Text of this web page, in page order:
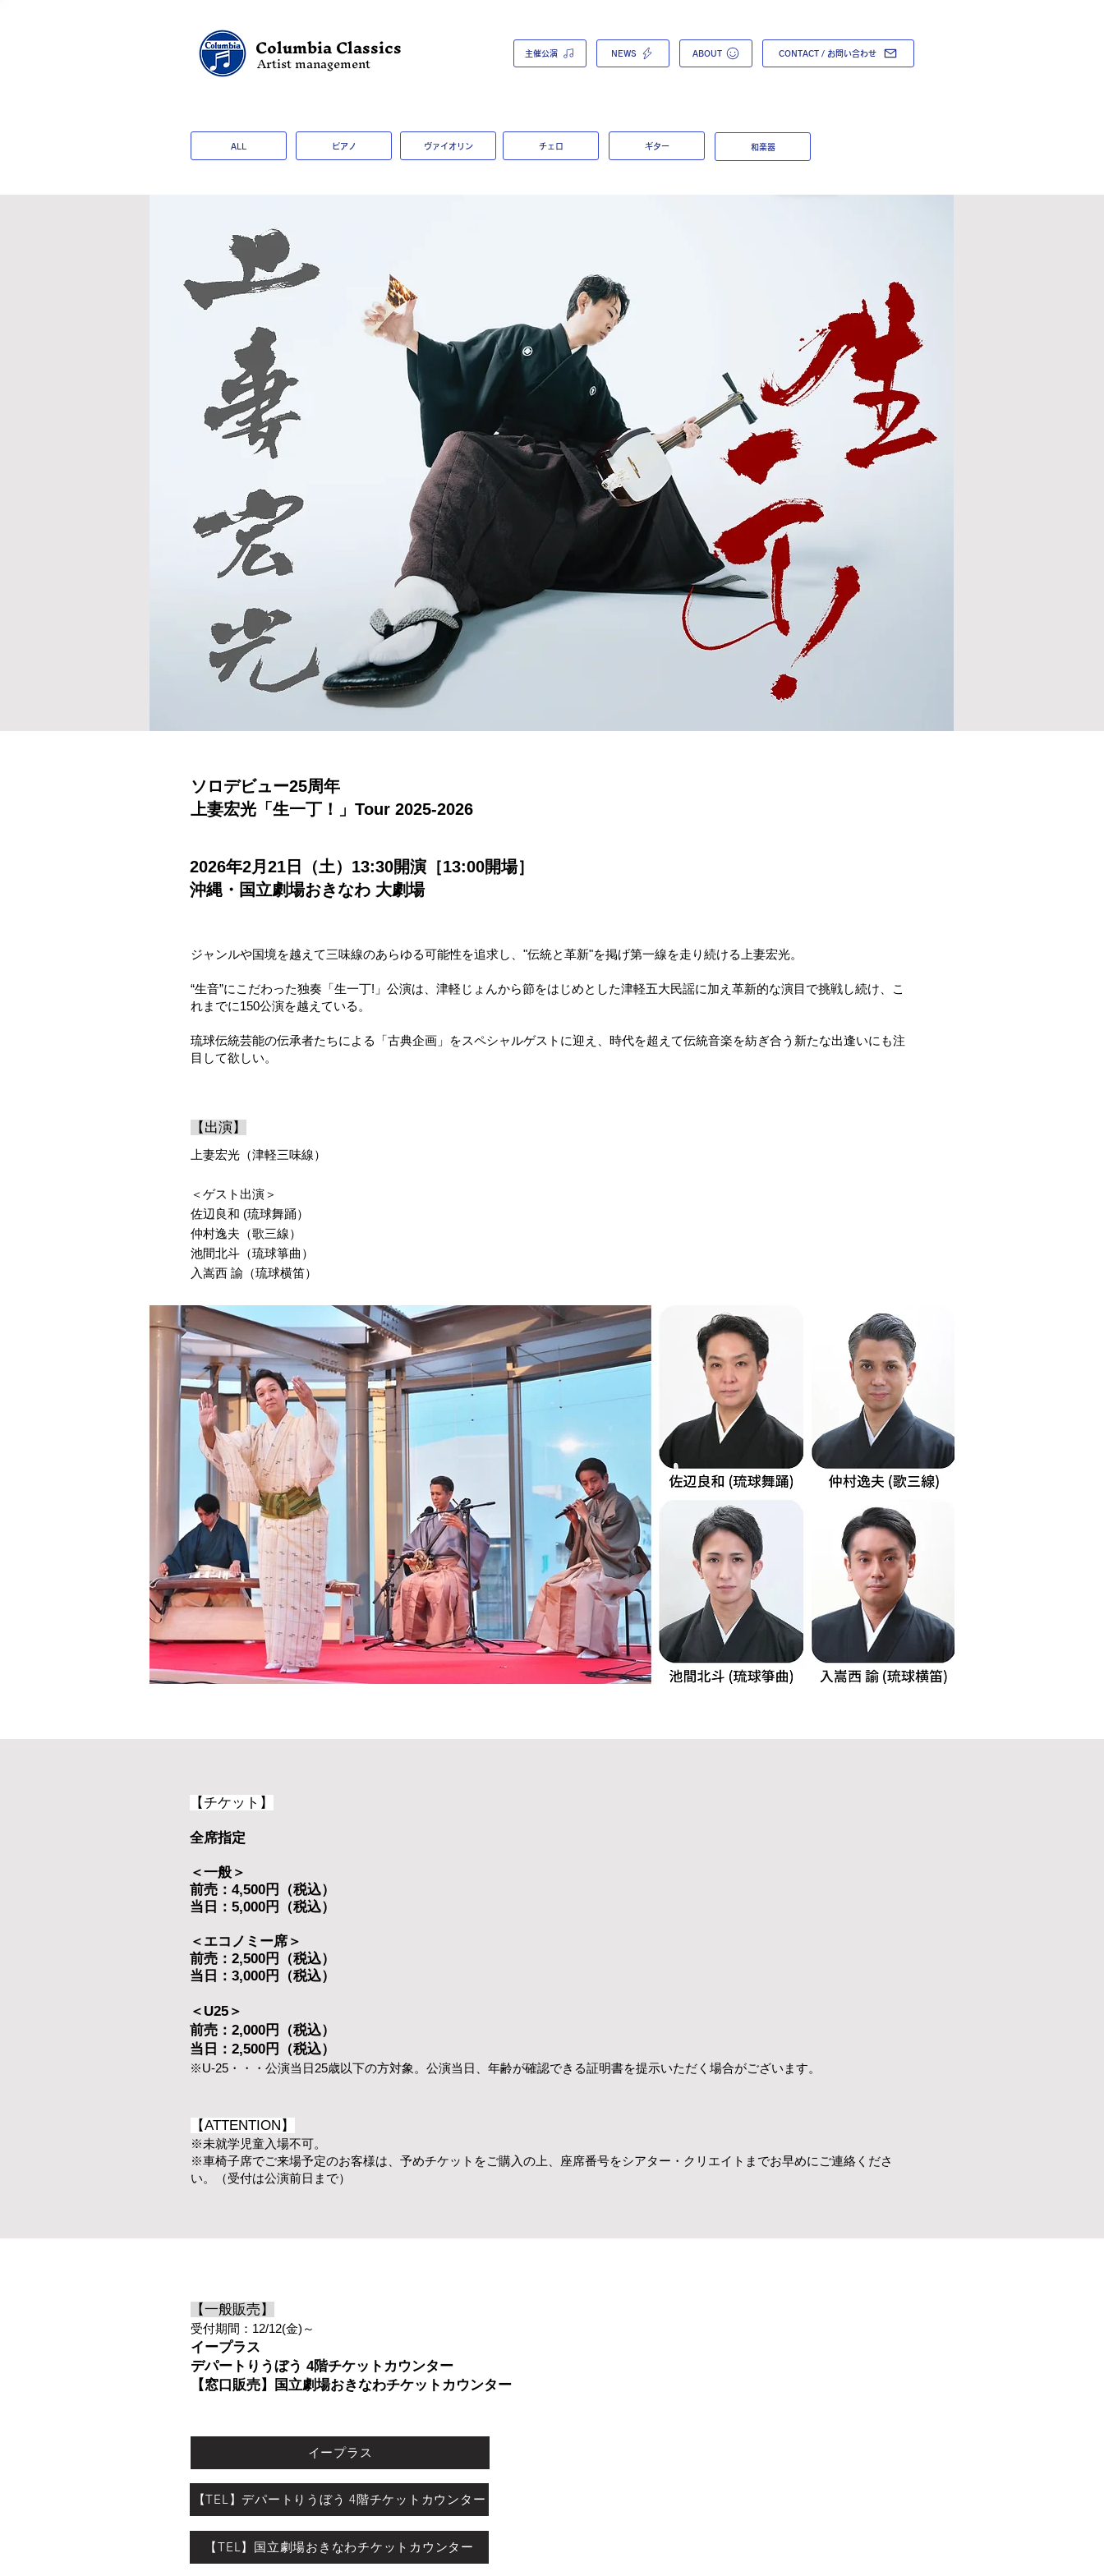
Columbia Classics
Artist management 主催公演 NEWS ABOUT CONTACT / お問い合わせ
ALL ピアノ ヴァイオリン チェロ ギター 和楽器
ソロデビュー25周年
上妻宏光「生一丁！」Tour 2025-2026
2026年2月21日（土）13:30開演［13:00開場］
​沖縄・国立劇場おきなわ 大劇場​
ジャンルや国境を越えて三味線のあらゆる可能性を追求し、"伝統と革新"を掲げ第一線を走り続ける上妻宏光。
“生音”にこだわった独奏「生一丁!」公演は、津軽じょんから節をはじめとした津軽五大民謡に加え革新的な演目で挑戦し続け、こ
れまでに150公演を越えている。
琉球伝統芸能の伝承者たちによる「古典企画」をスペシャルゲストに迎え、時代を超えて伝統音楽を紡ぎ合う新たな出逢いにも注
目して欲しい。
【出演】
上妻宏光（津軽三味線）
＜ゲスト出演＞
佐辺良和 (琉球舞踊）
仲村逸夫（歌三線）
池間北斗（琉球箏曲）
入嵩西 諭（琉球横笛）
【チケット】
全席指定
＜一般＞
前売：4,500円​（税込）
当日：5,000円​（税込）
＜エコノミー席＞
前売：2,500円​（税込）
当日：3,000円​（税込）
＜U25＞
前売：2,000円​（税込）
当日：2,500円​（税込）
※U-25・・・公演当日25歳以下の方対象。公演当日、年齢が確認できる証明書を提示いただく場合がございます。
【ATTENTION】
※未就学児童入場不可。
※車椅子席でご来場予定のお客様は、予めチケットをご購入の上、座席番号をシアター・クリエイトまでお早めにご連絡くださ
い。（受付は公演前日まで）
【一般販売】
受付期間：12/12(金)～
イープラス
デパートりうぼう 4階チケットカウンター
【窓口販売】国立劇場おきなわチケットカ ウンター
イープラス
【TEL】デパートりうぼう 4階チケットカウンター
【TEL】国立劇場おきなわチケットカウンター